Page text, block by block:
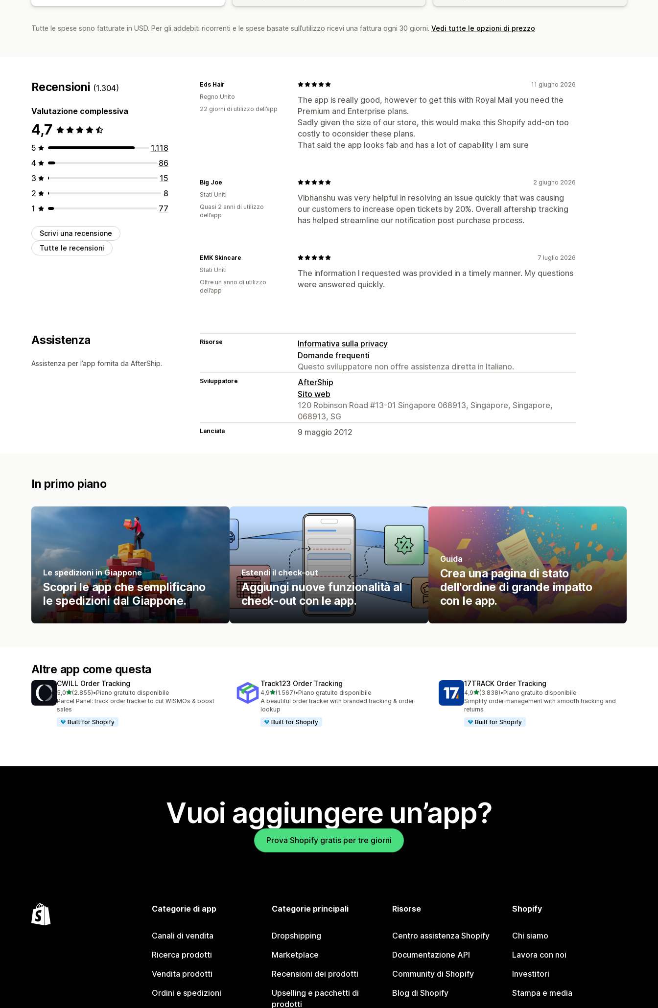
Tutte le spese sono fatturate in USD. Per gli addebiti ricorrenti e le spese basate sull’utilizzo ricevi una fattura ogni 30 giorni. Vedi tutte le opzioni di prezzo
Recensioni (1.304)
Valutazione complessiva
4,7
5
1.118
4
86
3
15
2
8
1
77
Scrivi una recensione
Tutte le recensioni
11 giugno 2026
The app is really good, however to get this with Royal Mail you need the
Premium and Enterprise plans.
Sadly given the size of our store, this would make this Shopify add-on too
costly to oconsider these plans.
That said the app looks fab and has a lot of capability I am sure
Eds Hair
Regno Unito
22 giorni di utilizzo dell’app
2 giugno 2026
Vibhanshu was very helpful in resolving an issue quickly that was causing
our customers to increase open tickets by 20%. Overall aftership tracking
has helped streamline our notification post purchase process.
Big Joe
Stati Uniti
Quasi 2 anni di utilizzo
dell’app
7 luglio 2026
The information I requested was provided in a timely manner. My questions
were answered quickly.
EMK Skincare
Stati Uniti
Oltre un anno di utilizzo
dell’app
Assistenza
Assistenza per l’app fornita da AfterShip.
Risorse
Informativa sulla privacy
Domande frequenti
Questo sviluppatore non offre assistenza diretta in Italiano.
Sviluppatore
AfterShip
Sito web
120 Robinson Road #13-01 Singapore 068913, Singapore, Singapore,
068913, SG
Lanciata 9 maggio 2012
In primo piano
Le spedizioni in Giappone
Scopri le app che semplificano
le spedizioni dal Giappone.
Estendi il check-out
Aggiungi nuove funzionalità al
check-out con le app.
Guida
Crea una pagina di stato
dell'ordine di grande impatto
con le app.
Altre app come questa
CWILL Order Tracking
5,0stelle su 5
(2.855)
2855 recensioni totali
•Piano gratuito disponibile
Parcel Panel: track order tracker to cut WISMOs & boost
sales
Built for Shopify
Track123 Order Tracking
4,9stelle su 5
(1.567)
1567 recensioni totali
•Piano gratuito disponibile
A beautiful order tracker with branded tracking & order
lookup
Built for Shopify
17TRACK Order Tracking
4,9stelle su 5
(3.838)
3838 recensioni totali
•Piano gratuito disponibile
Simplify order management with smooth tracking and
returns
Built for Shopify
Vuoi aggiungere un’app?
Prova Shopify gratis per tre giorni
Categorie di app
Canali di vendita
Ricerca prodotti
Vendita prodotti
Ordini e spedizioni
Categorie principali
Dropshipping
Marketplace
Recensioni dei prodotti
Upselling e pacchetti di
prodotti
Risorse
Centro assistenza Shopify
Documentazione API
Community di Shopify
Blog di Shopify
Shopify
Chi siamo
Lavora con noi
Investitori
Stampa e media